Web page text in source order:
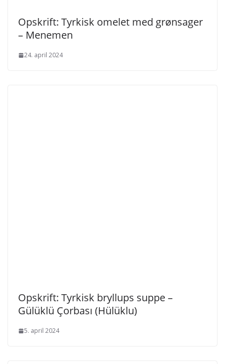
Opskrift: Tyrkisk omelet med grønsager
– Menemen
24. april 2024
Opskrift: Tyrkisk bryllups suppe –
Gülüklü Çorbası (Hülüklu)
5. april 2024